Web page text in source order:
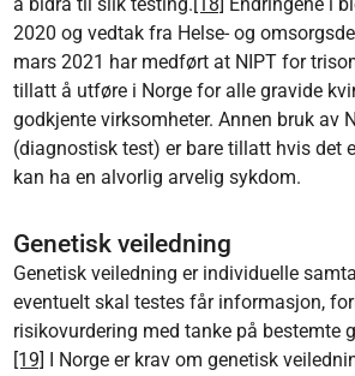
2020 og vedtak fra Helse- og
mars 2021 har medført at NIPT for
tillatt å utføre i Norge for alle gravide
godkjente virksomheter. Annen bruk av
(diagnostisk test) er bare tillatt hvis det
kan ha en alvorlig arvelig sykdom.
Genetisk veiledning
Genetisk veiledning er individuelle
eventuelt skal testes får informasjon,
risikovurdering med tanke på bestemte
[19]
I Norge er krav om genetisk